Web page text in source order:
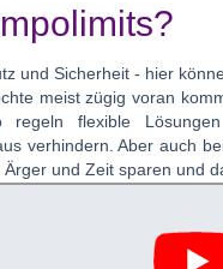
und Sicherheit - hier
meist zügig voran
flexible
verhindern. Aber auch
und Zeit sparen und